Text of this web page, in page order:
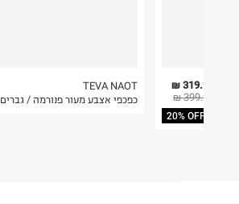
TEVA NAOT
כפכפי אצבע מעור פנורמה / גברים
319.92 ₪
399.90 ₪
20% OFF